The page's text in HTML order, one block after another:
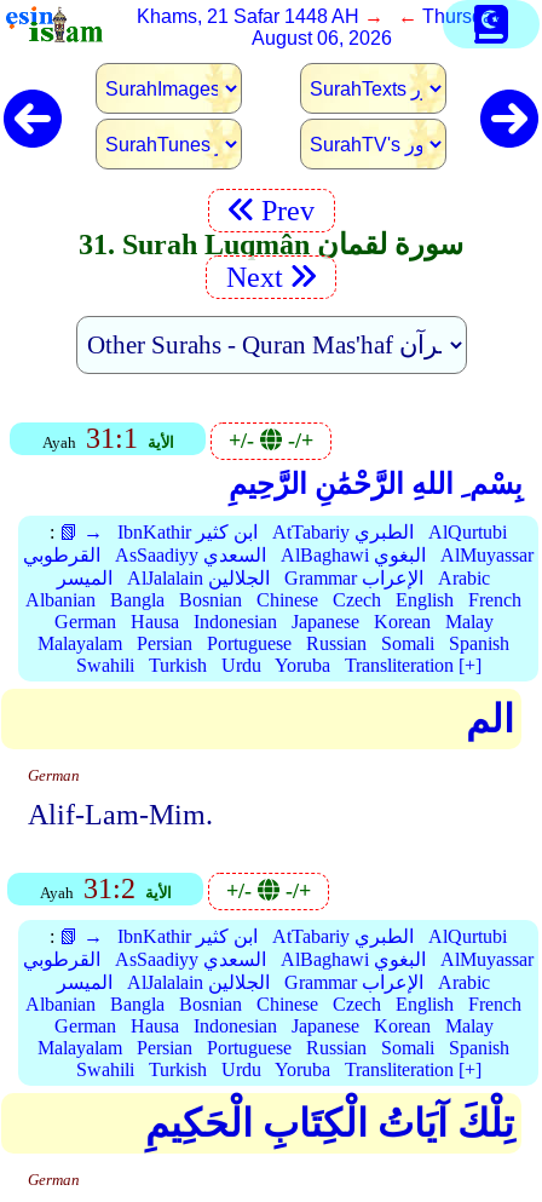
Khams, 21 Safar 1448 AH → ← Thursday,
August 06, 2026
Prev
31. Surah Luqmân سورة لقمان
Next
Ayah 31:1 الأية +/- -/+
بِسْم ِ اللهِ الرَّحْمَٰنِ الرَّحِيمِ
: 📗 → IbnKathir ابن كثير AtTabariy الطبري
AlQurtubi
القرطوبي
AsSaadiyy السعدي AlBaghawi البغوي
AlMuyassar
الميسر
AlJalalain الجلالين Grammar الإعراب
Arabic
Albanian
Bangla Bosnian Chinese Czech English
French
German
Hausa Indonesian Japanese Korean
Malay
Malayalam
Persian Portuguese Russian Somali
Spanish
Swahili
Turkish Urdu Yoruba Transliteration [+]
الم
German
Alif-Lam-Mim.
Ayah 31:2 الأية +/- -/+
: 📗 → IbnKathir ابن كثير AtTabariy الطبري
AlQurtubi
القرطوبي
AsSaadiyy السعدي AlBaghawi البغوي
AlMuyassar
الميسر
AlJalalain الجلالين Grammar الإعراب
Arabic
Albanian
Bangla Bosnian Chinese Czech English
French
German
Hausa Indonesian Japanese Korean
Malay
Malayalam
Persian Portuguese Russian Somali
Spanish
Swahili
Turkish Urdu Yoruba Transliteration [+]
تِلْكَ آيَاتُ الْكِتَابِ الْحَكِيمِ
German